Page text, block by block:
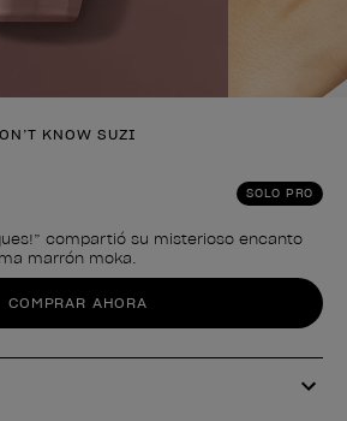
slide
KNOW SUZI
SOLO PRO
compartió su misterioso encanto
marrón moka.
COMPRAR AHORA